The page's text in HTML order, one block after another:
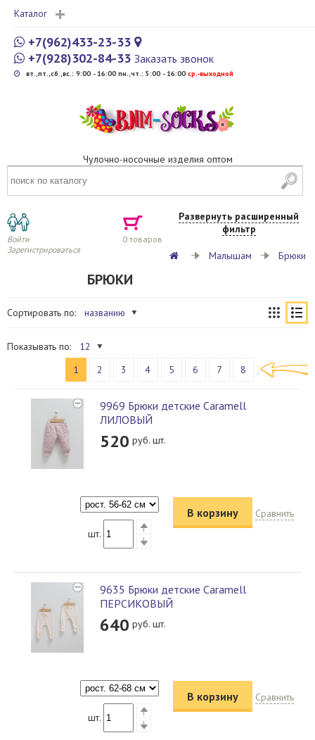
Каталог
+7(962)433-23-33
+7(928)302-84-33 Заказать звонок
вт.,пт.,сб.,вс.: 9:00 - 16:00 пн.,чт.: 5:00 - 16:00 cр.-выходной
Чулочно-носочные изделия оптом
Войти
Зарегистрироваться
0 товаров
Развернуть расширенный
фильтр
Малышам Брюки
БРЮКИ
Сортировать по: названию
Показывать по: 12
1
2 3 4 5 6 7 8
9969 Брюки детские Caramell
ЛИЛОВЫЙ
520 руб. шт.
шт.
В корзину Сравнить
9635 Брюки детские Caramell
ПЕРСИКОВЫЙ
640 руб. шт.
шт.
В корзину Сравнить